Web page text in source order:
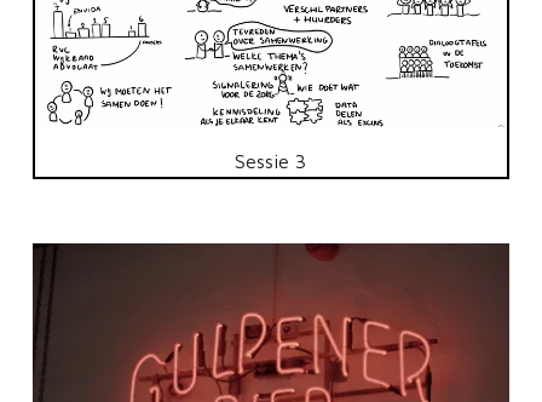
Sessie 3